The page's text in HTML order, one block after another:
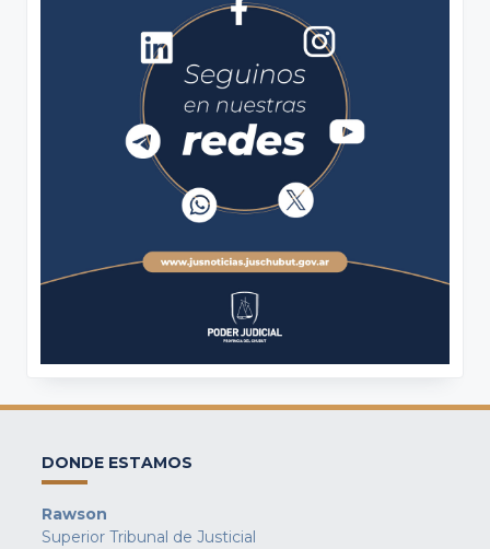
DONDE ESTAMOS
Rawson
Superior Tribunal de Justicial